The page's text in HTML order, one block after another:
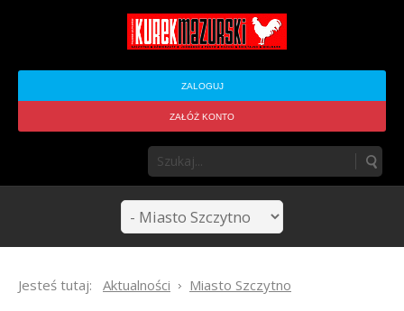
ZALOGUJ
ZAŁÓŻ KONTO
Jesteś tutaj: Aktualności Miasto Szczytno